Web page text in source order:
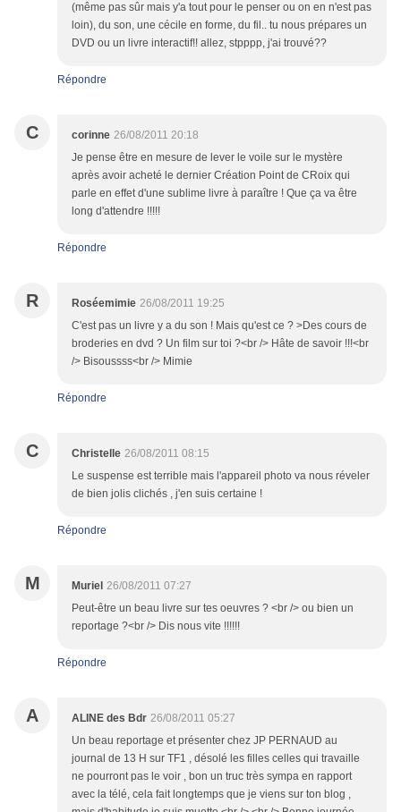
(même pas sûr mais y'a tout pour le penser ou on en n'est pas
loin), du son, une cécile en forme, du fil.. tu nous prépares un
DVD ou un livre interactif!! allez, stpppp, j'ai trouvé??
Répondre
C corinne 26/08/2011 20:18
Je pense être en mesure de lever le voile sur le mystère
après avoir acheté le dernier Création Point de CRoix qui
parle en effet d'une sublime livre à paraître ! Que ça va être
long d'attendre !!!!!
Répondre
R Roséemimie 26/08/2011 19:25
C'est pas un livre y a du son ! Mais qu'est ce ? >Des cours de
broderies en dvd ? Un film sur toi ?<br /> Hâte de savoir !!!<br
/> Bisoussss<br /> Mimie
Répondre
C Christelle 26/08/2011 08:15
Le suspense est terrible mais l'appareil photo va nous réveler
de bien jolis clichés , j'en suis certaine !
Répondre
M Muriel 26/08/2011 07:27
Peut-être un beau livre sur tes oeuvres ? <br /> ou bien un
reportage ?<br /> Dis nous vite !!!!!!
Répondre
A ALINE des Bdr 26/08/2011 05:27
Un beau reportage et présenter chez JP PERNAUD au
journal de 13 H sur TF1 , désolé les filles celles qui travaille
ne pourront pas le voir , bon un truc très sympa en rapport
avec la télé, cela fait longtemps que je viens sur ton blog ,